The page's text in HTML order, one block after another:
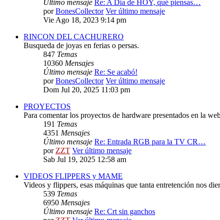
Último mensaje Re: A Día de HOY, qué piensas…
porBonesCollector Ver último mensaje
Vie Ago 18, 2023 9:14 pm
RINCON DEL CACHURERO
Busqueda de joyas en ferias o persas.
847 Temas
10360 Mensajes
Último mensaje Re: Se acabó!
porBonesCollector Ver último mensaje
Dom Jul 20, 2025 11:03 pm
PROYECTOS
Para comentar los proyectos de hardware presentados en la
191 Temas
4351 Mensajes
Último mensaje Re: Entrada RGB para la TV CR…
porZZT Ver último mensaje
Sab Jul 19, 2025 12:58 am
VIDEOS FLIPPERS y MAME
Videos y flippers, esas máquinas que tanta entretención nos
539 Temas
6950 Mensajes
Último mensaje Re: Crt sin ganchos